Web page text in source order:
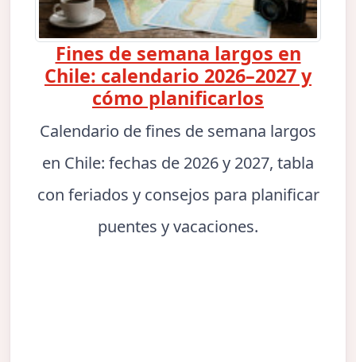
Fines de semana largos en
Chile: calendario 2026–2027 y
cómo planificarlos
Calendario de fines de semana largos
en Chile: fechas de 2026 y 2027, tabla
con feriados y consejos para planificar
puentes y vacaciones.